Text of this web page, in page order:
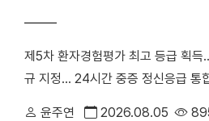
제5차 환자경험평가 최고 등급 획득
규 지정… 24시간 중증 정신응급 통
윤주연 2026.08.05